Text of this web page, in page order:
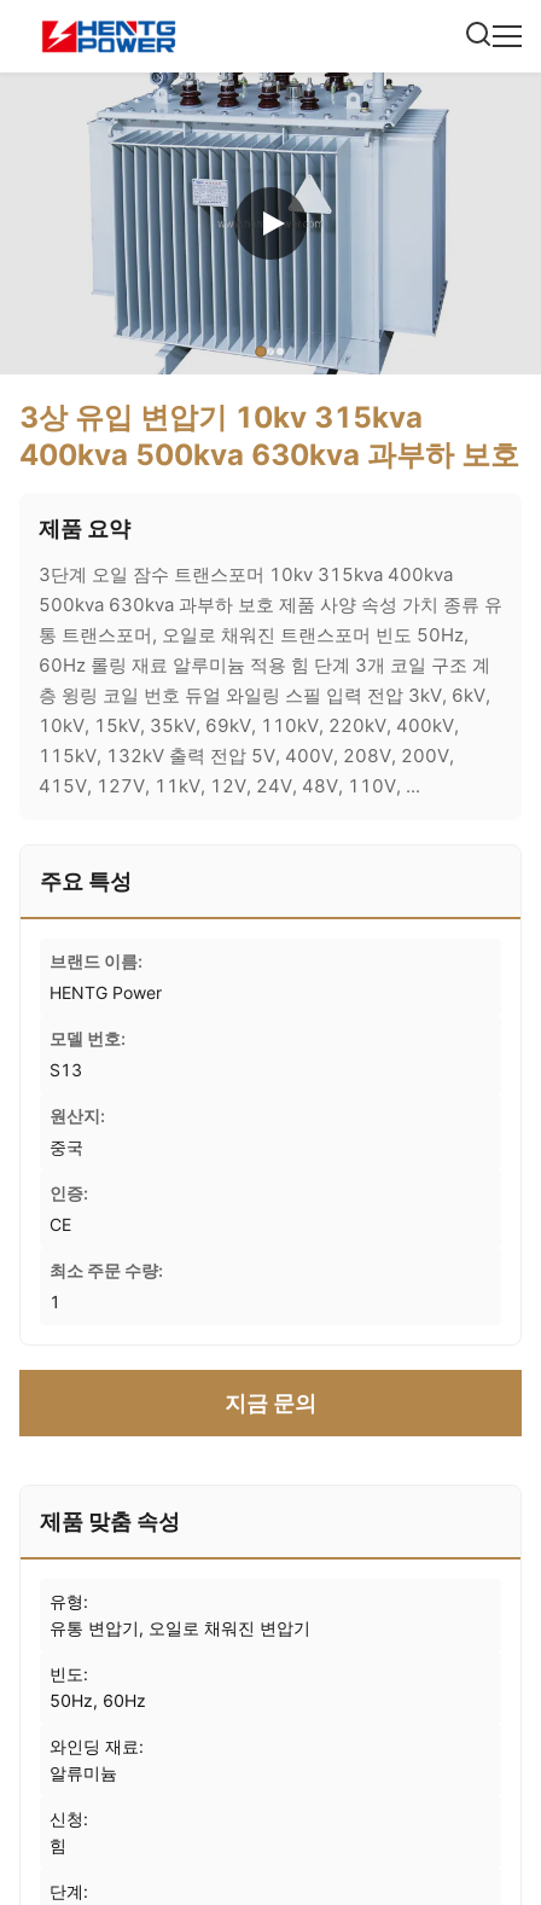
3상 유입 변압기 10kv 315kva
400kva 500kva 630kva 과부하 보호
제품 요약
3단계 오일 잠수 트랜스포머 10kv 315kva 400kva
500kva 630kva 과부하 보호 제품 사양 속성 가치 종류 유
통 트랜스포머, 오일로 채워진 트랜스포머 빈도 50Hz,
60Hz 롤링 재료 알루미늄 적용 힘 단계 3개 코일 구조 계
층 윙링 코일 번호 듀얼 와일링 스필 입력 전압 3kV, 6kV,
10kV, 15kV, 35kV, 69kV, 110kV, 220kV, 400kV,
115kV, 132kV 출력 전압 5V, 400V, 208V, 200V,
415V, 127V, 11kV, 12V, 24V, 48V, 110V, ...
주요 특성
브랜드 이름:
HENTG Power
모델 번호:
S13
원산지:
중국
인증:
CE
최소 주문 수량:
1
지금 문의
제품 맞춤 속성
유형:
유통 변압기, 오일로 채워진 변압기
빈도:
50Hz, 60Hz
와인딩 재료:
알류미늄
신청:
힘
단계: